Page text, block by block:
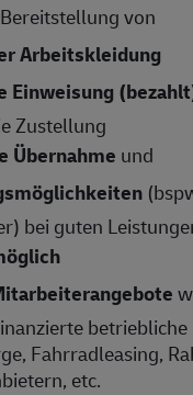
Bereitstellung von
Arbeitskleidung
Einweisung
Zustellung
Übernahme und
bei guten
betriebliche
Fahrradleasing,
etc.